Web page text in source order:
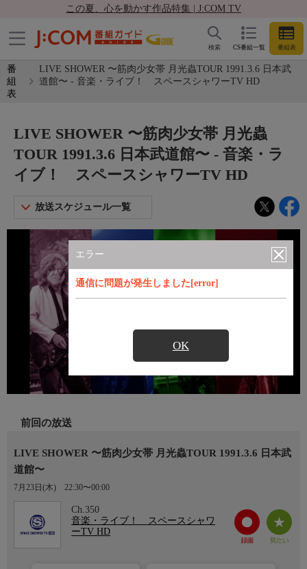
この夏、心を動かす作品特集 | J:COM TV
CS番組一覧 番組表
検索
番
組
表
LIVE SHOWER 〜筋肉少女帯 月光蟲TOUR 1991.3.6 日本武
道館〜 - 音楽・ライブ！ スペースシャワーTV HD
エラー
通信に問題が発生しました[error]
OK
LIVE SHOWER 〜筋肉少女帯 月光蟲
TOUR 1991.3.6 日本武道館〜 - 音楽・ラ
イブ！ スペースシャワーTV HD
放送スケジュール一覧
前回の放送
LIVE SHOWER 〜筋肉少女帯 月光蟲TOUR 1991.3.6 日本武
道館〜
7月23日(木) 22:30〜00:00
Ch.350
音楽・ライブ！ スペースシャワ
ーTV HD